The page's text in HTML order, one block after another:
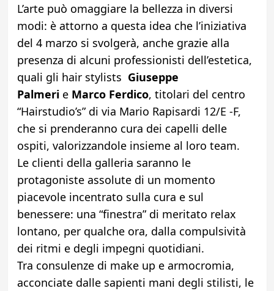
L’arte può omaggiare la bellezza in diversi
modi: è attorno a questa idea che l’iniziativa
del 4 marzo si svolgerà, anche grazie alla
presenza di alcuni professionisti dell’estetica,
quali gli hair stylists Giuseppe
Palmeri e Marco Ferdico, titolari del centro
“Hairstudio’s” di via Mario Rapisardi 12/E -F,
che si prenderanno cura dei capelli delle
ospiti, valorizzandole insieme al loro team.
Le clienti della galleria saranno le
protagoniste assolute di un momento
piacevole incentrato sulla cura e sul
benessere: una “finestra” di meritato relax
lontano, per qualche ora, dalla compulsività
dei ritmi e degli impegni quotidiani.
Tra consulenze di make up e armocromia,
acconciate dalle sapienti mani degli stilisti, le